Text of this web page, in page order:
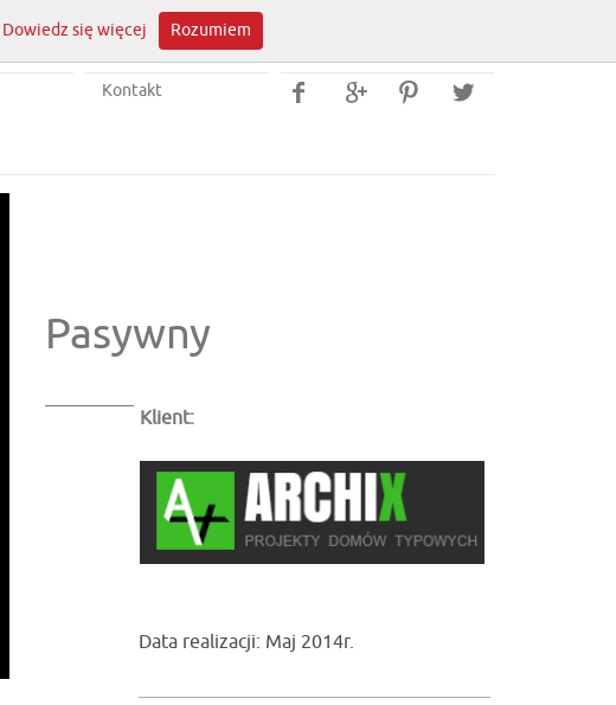
   
Kontakt
Pasywny
Klient:
Data realizacji: Maj 2014r.
Dowiedz się więcej Rozumiem